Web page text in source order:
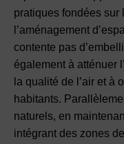
pratiques fondées sur
l’aménagement
contente pas
également à atténuer
la qualité de l’air et à
habitants.
naturels, en
intégrant des zones